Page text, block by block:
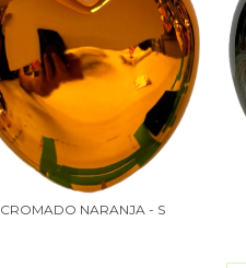
CROMADO NARANJA - S